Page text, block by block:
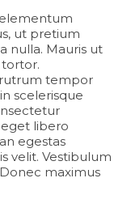
ut pretium
nulla. Mauris ut
rutrum tempor
scelerisque
libero
egestas
velit. Vestibulum
maximus